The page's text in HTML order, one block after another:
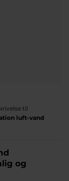
til
luft-vand
og